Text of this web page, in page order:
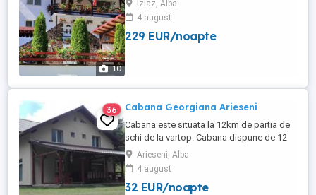
10
spații de cazare fiecare cu baie proprie si
doua apartamente, iar etajul și mansarda
dispun de balcon fiecare, unde vă puteți
Izlaz, Alba
4 august
229 EUR/noapte
36 Cabana Georgiana Arieseni
Cabana este situata la 12km de partia de
schi de la vartop. Cabana dispune de 12
locuri de cazare 4 camere duble cu baie
proprie 1 apartament cu 2 camere cu baie
proprie. Foișor cu grătar si ceaun Loc de
joaca pentru copii. Prețul este 1000 de lei
Arieseni, Alba
4 august
32 EUR/noapte